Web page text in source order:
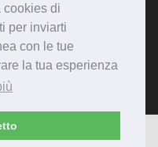
cookies di
per inviarti
con le tue
la tua esperienza
i diritti riservati.